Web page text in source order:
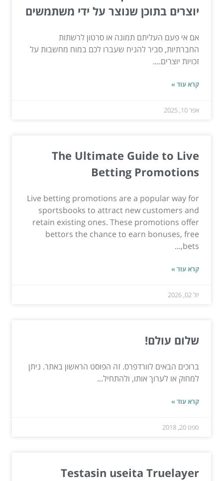
יוצרים בתוכן שנוצר על ידי משתמשים
אם אי פעם העליתם תמונה או סרטון לרשתות
החברתיות, סביר להניח שעברו לכם במוח מחשבות על
זכויות יוצרים....
קרא עוד »
אפר 10, 2025
The Ultimate Guide to Live
Betting Promotions
Live betting promotions are a popular way for
sportsbooks to attract new customers and
retain existing ones. These promotions offer
bettors the chance to earn bonuses, free
bets,...
קרא עוד »
יול 02, 2026
שלום עולם!
ברוכים הבאים לוורדפרס. זה הפוסט הראשון באתר. ניתן
למחוק או לערוך אותו, ולהתחיל...
קרא עוד »
ספט 20, 2018
Testasin useita Truelayer